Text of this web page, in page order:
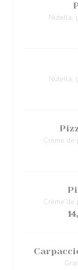
Nutella,
Nutella,
Crème de
Crème de